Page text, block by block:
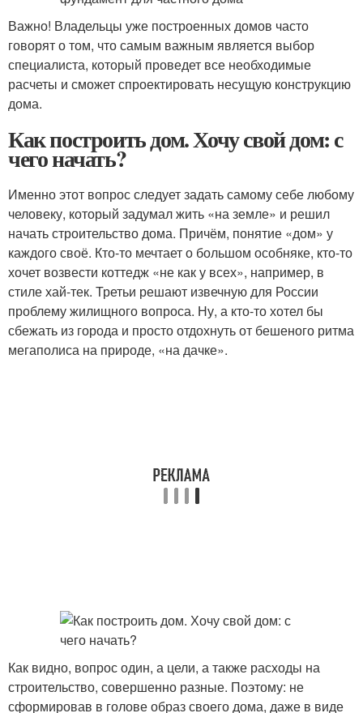
Важно! Владельцы уже построенных домов часто
говорят о том, что самым важным является выбор
специалиста, который проведет все необходимые
расчеты и сможет спроектировать несущую конструкцию
дома.
Как построить дом. Хочу свой дом: с
чего начать?
Именно этот вопрос следует задать самому себе любому
человеку, который задумал жить «на земле» и решил
начать строительство дома. Причём, понятие «дом» у
каждого своё. Кто-то мечтает о большом особняке, кто-то
хочет возвести коттедж «не как у всех», например, в
стиле хай-тек. Третьи решают извечную для России
проблему жилищного вопроса. Ну, а кто-то хотел бы
сбежать из города и просто отдохнуть от бешеного ритма
мегаполиса на природе, «на дачке».
Как видно, вопрос один, а цели, а также расходы на
строительство, совершенно разные. Поэтому: не
сформировав в голове образ своего дома, даже в виде